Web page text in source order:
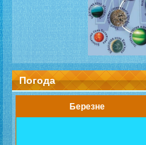
Погода
Березне